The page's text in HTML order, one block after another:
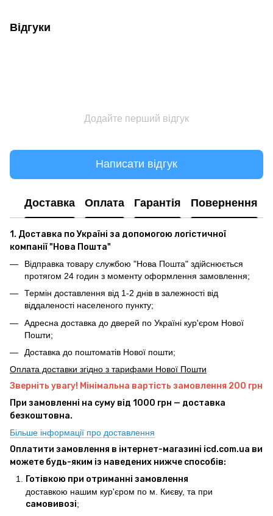
Відгуки
Додайте перший відгук
Написати відгук
Доставка Оплата Гарантія Повернення
1. Доставка по Україні за допомогою логістичної
компанії "Нова Пошта"
Відправка товару службою "Нова Пошта" здійснюється
протягом 24 годин з моменту оформлення замовлення;
Термін доставлення від 1-2 днів в залежності від
віддаленості населеного пункту;
Адресна доставка до дверей по Україні кур'єром Нової
Пошти;
Доставка до поштоматів Нової пошти;
Оплата доставки згідно з тарифами Нової Пошти
Зверніть увагу! Мінімальна вартість замовлення 200 грн
При замовленні на суму від 1000 грн — доставка
безкоштовна.
Більше інформації про доставлення
Оплатити замовлення в інтернет-магазині icd.com.ua ви
можете будь-яким із наведених нижче способів:
Готівкою при отриманні замовлення
доставкою нашим кур'єром по м. Києву, та при
самовивозі;